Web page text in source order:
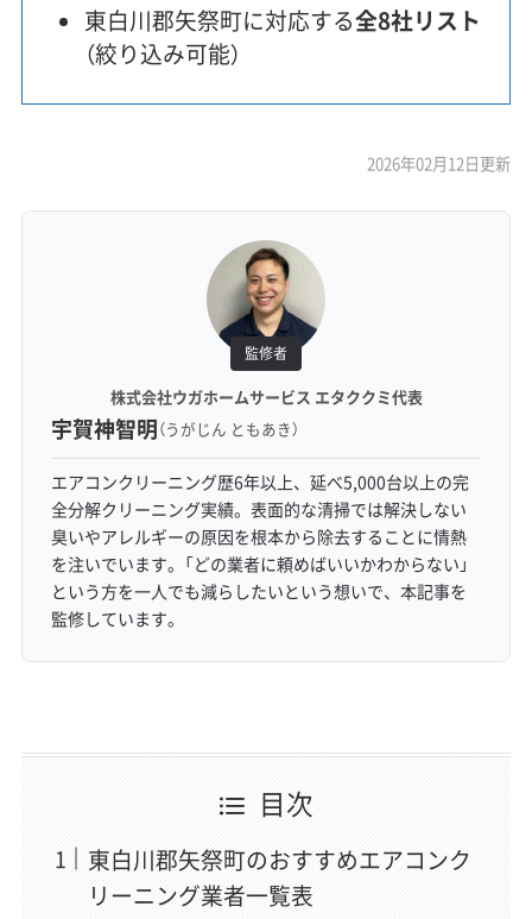
東白川郡矢祭町に対応する全8社リスト
（絞り込み可能）
2026年02月12日更新
監修者
株式会社ウガホームサービス エタククミ代表
宇賀神智明（うがじん ともあき）
エアコンクリーニング歴6年以上、延べ5,000台以上の完
全分解クリーニング実績。表面的な清掃では解決しない
臭いやアレルギーの原因を根本から除去することに情熱
を注いでいます。「どの業者に頼めばいいかわからない」
という方を一人でも減らしたいという想いで、本記事を
監修しています。
目次
東白川郡矢祭町のおすすめエアコンク
リーニング業者一覧表